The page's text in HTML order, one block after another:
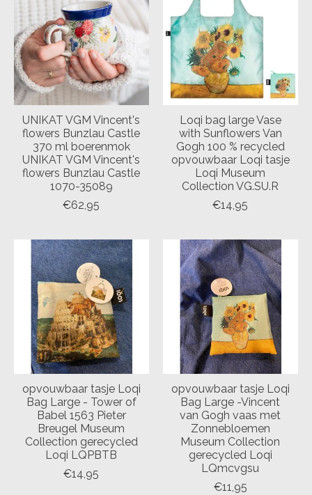
UNIKAT VGM Vincent's
flowers Bunzlau Castle
370 ml boerenmok
UNIKAT VGM Vincent's
flowers Bunzlau Castle
1070-35089
€62,95
Loqi bag large Vase
with Sunflowers Van
Gogh 100 % recycled
opvouwbaar Loqi tasje
Loqi Museum
Collection VG.SU.R
€14,95
opvouwbaar tasje Loqi
Bag Large - Tower of
Babel 1563 Pieter
Breugel Museum
Collection gerecycled
Loqi LQPBTB
€14,95
opvouwbaar tasje Loqi
Bag Large -Vincent
van Gogh vaas met
Zonnebloemen
Museum Collection
gerecycled Loqi
LQmcvgsu
€11,95